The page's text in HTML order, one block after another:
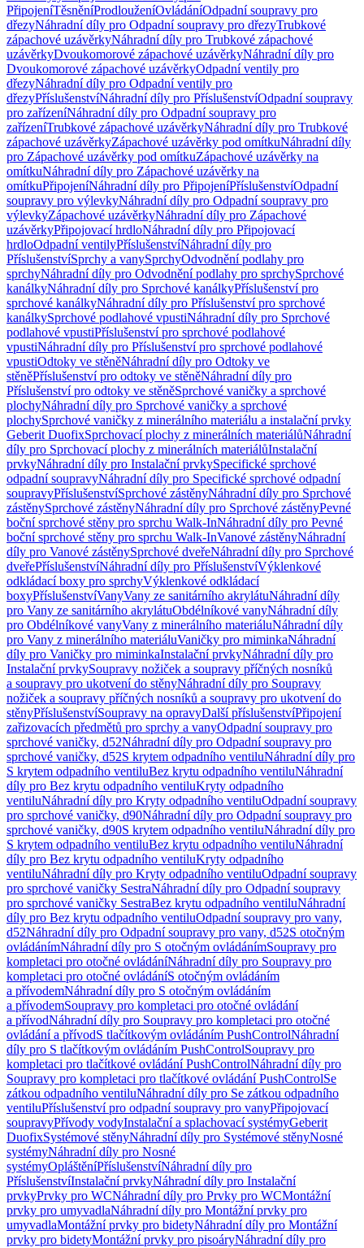
PřipojeníTěsněníProdlouženíOvládáníOdpadní soupravy pro
dřezyNáhradní díly pro Odpadní soupravy pro dřezyTrubkové
zápachové uzávěrkyNáhradní díly pro Trubkové zápachové
uzávěrkyDvoukomorové zápachové uzávěrkyNáhradní díly pro
Dvoukomorové zápachové uzávěrkyOdpadní ventily pro
dřezyNáhradní díly pro Odpadní ventily pro
dřezyPříslušenstvíNáhradní díly pro PříslušenstvíOdpadní soupravy
pro zařízeníNáhradní díly pro Odpadní soupravy pro
zařízeníTrubkové zápachové uzávěrkyNáhradní díly pro Trubkové
zápachové uzávěrkyZápachové uzávěrky pod omítkuNáhradní díly
pro Zápachové uzávěrky pod omítkuZápachové uzávěrky na
omítkuNáhradní díly pro Zápachové uzávěrky na
omítkuPřipojeníNáhradní díly pro PřipojeníPříslušenstvíOdpadní
soupravy pro výlevkyNáhradní díly pro Odpadní soupravy pro
výlevkyZápachové uzávěrkyNáhradní díly pro Zápachové
uzávěrkyPřipojovací hrdloNáhradní díly pro Připojovací
hrdloOdpadní ventilyPříslušenstvíNáhradní díly pro
PříslušenstvíSprchy a vanySprchyOdvodnění podlahy pro
sprchyNáhradní díly pro Odvodnění podlahy pro sprchySprchové
kanálkyNáhradní díly pro Sprchové kanálkyPříslušenství pro
sprchové kanálkyNáhradní díly pro Příslušenství pro sprchové
kanálkySprchové podlahové vpustiNáhradní díly pro Sprchové
podlahové vpustiPříslušenství pro sprchové podlahové
vpustiNáhradní díly pro Příslušenství pro sprchové podlahové
vpustiOdtoky ve stěněNáhradní díly pro Odtoky ve
stěněPříslušenství pro odtoky ve stěněNáhradní díly pro
Příslušenství pro odtoky ve stěněSprchové vaničky a sprchové
plochyNáhradní díly pro Sprchové vaničky a sprchové
plochySprchové vaničky z minerálního materiálu a instalační prvky
Geberit DuofixSprchovací plochy z minerálních materiálůNáhradní
díly pro Sprchovací plochy z minerálních materiálůInstalační
prvkyNáhradní díly pro Instalační prvkySpecifické sprchové
odpadní soupravyNáhradní díly pro Specifické sprchové odpadní
soupravyPříslušenstvíSprchové zástěnyNáhradní díly pro Sprchové
zástěnySprchové zástěnyNáhradní díly pro Sprchové zástěnyPevné
boční sprchové stěny pro sprchu Walk-InNáhradní díly pro Pevné
boční sprchové stěny pro sprchu Walk-InVanové zástěnyNáhradní
díly pro Vanové zástěnySprchové dveřeNáhradní díly pro Sprchové
dveřePříslušenstvíNáhradní díly pro PříslušenstvíVýklenkové
odkládací boxy pro sprchyVýklenkové odkládací
boxyPříslušenstvíVanyVany ze sanitárního akrylátuNáhradní díly
pro Vany ze sanitárního akrylátuObdélníkové vanyNáhradní díly
pro Obdélníkové vanyVany z minerálního materiáluNáhradní díly
pro Vany z minerálního materiáluVaničky pro miminkaNáhradní
díly pro Vaničky pro miminkaInstalační prvkyNáhradní díly pro
Instalační prvkySoupravy nožiček a soupravy příčných nosníků
a soupravy pro ukotvení do stěnyNáhradní díly pro Soupravy
nožiček a soupravy příčných nosníků a soupravy pro ukotvení do
stěnyPříslušenstvíSoupravy na opravyDalší příslušenstvíPřipojení
zařizovacích předmětů pro sprchy a vanyOdpadní soupravy pro
sprchové vaničky, d52Náhradní díly pro Odpadní soupravy pro
sprchové vaničky, d52S krytem odpadního ventiluNáhradní díly pro
S krytem odpadního ventiluBez krytu odpadního ventiluNáhradní
díly pro Bez krytu odpadního ventiluKryty odpadního
ventiluNáhradní díly pro Kryty odpadního ventiluOdpadní soupravy
pro sprchové vaničky, d90Náhradní díly pro Odpadní soupravy pro
sprchové vaničky, d90S krytem odpadního ventiluNáhradní díly pro
S krytem odpadního ventiluBez krytu odpadního ventiluNáhradní
díly pro Bez krytu odpadního ventiluKryty odpadního
ventiluNáhradní díly pro Kryty odpadního ventiluOdpadní soupravy
pro sprchové vaničky SestraNáhradní díly pro Odpadní soupravy
pro sprchové vaničky SestraBez krytu odpadního ventiluNáhradní
díly pro Bez krytu odpadního ventiluOdpadní soupravy pro vany,
d52Náhradní díly pro Odpadní soupravy pro vany, d52S otočným
ovládánímNáhradní díly pro S otočným ovládánímSoupravy pro
kompletaci pro otočné ovládáníNáhradní díly pro Soupravy pro
kompletaci pro otočné ovládáníS otočným ovládáním
a přívodemNáhradní díly pro S otočným ovládáním
a přívodemSoupravy pro kompletaci pro otočné ovládání
a přívodNáhradní díly pro Soupravy pro kompletaci pro otočné
ovládání a přívodS tlačítkovým ovládáním PushControlNáhradní
díly pro S tlačítkovým ovládáním PushControlSoupravy pro
kompletaci pro tlačítkové ovládání PushControlNáhradní díly pro
Soupravy pro kompletaci pro tlačítkové ovládání PushControlSe
zátkou odpadního ventiluNáhradní díly pro Se zátkou odpadního
ventiluPříslušenství pro odpadní soupravy pro vanyPřipojovací
soupravyPřívody vodyInstalační a splachovací systémyGeberit
DuofixSystémové stěnyNáhradní díly pro Systémové stěnyNosné
systémyNáhradní díly pro Nosné
systémyOpláštěníPříslušenstvíNáhradní díly pro
PříslušenstvíInstalační prvkyNáhradní díly pro Instalační
prvkyPrvky pro WCNáhradní díly pro Prvky pro WCMontážní
prvky pro umyvadlaNáhradní díly pro Montážní prvky pro
umyvadlaMontážní prvky pro bidetyNáhradní díly pro Montážní
prvky pro bidetyMontážní prvky pro pisoáryNáhradní díly pro